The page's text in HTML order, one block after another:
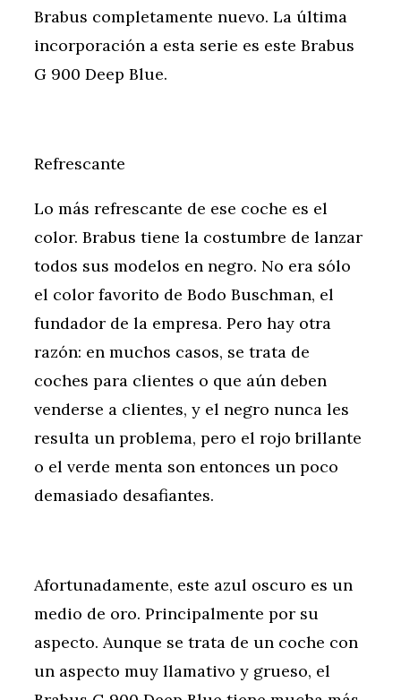
Brabus completamente nuevo. La última
incorporación a esta serie es este Brabus
G 900 Deep Blue.
Refrescante
Lo más refrescante de ese coche es el
color. Brabus tiene la costumbre de lanzar
todos sus modelos en negro. No era sólo
el color favorito de Bodo Buschman, el
fundador de la empresa. Pero hay otra
razón: en muchos casos, se trata de
coches para clientes o que aún deben
venderse a clientes, y el negro nunca les
resulta un problema, pero el rojo brillante
o el verde menta son entonces un poco
demasiado desafiantes.
Afortunadamente, este azul oscuro es un
medio de oro. Principalmente por su
aspecto. Aunque se trata de un coche con
un aspecto muy llamativo y grueso, el